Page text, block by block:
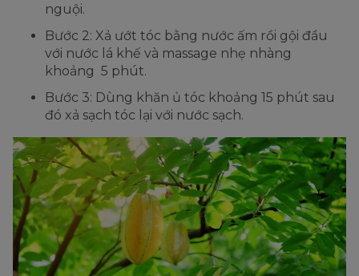
nguội.
Bước 2: Xả ướt tóc bằng nước ấm rồi gội đầu
với nước lá khế và massage nhẹ nhàng
khoảng 5 phút.
Bước 3: Dùng khăn ủ tóc khoảng 15 phút sau
đó xả sạch tóc lại với nước sạch.